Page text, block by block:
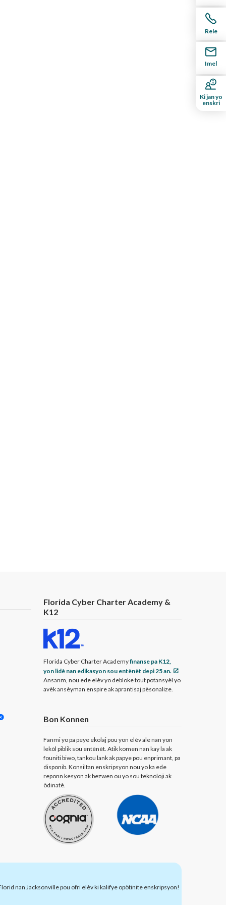
Florida Cyber Charter Academy &
K12
Florida Cyber Charter Academyfinanse pa K12,
yon lidè nan edikasyon sou entènèt depi 25 an.
Ansanm, nou ede elèv yo debloke tout potansyèl yo
avèk ansèyman enspire ak aprantisaj pèsonalize.
Bon Konnen
Fanmi yo pa peye ekolaj pou yon elèv ale nan yon
lekòl piblik sou entènèt. Atik komen nan kay la ak
founiti biwo, tankou lank ak papye pou enprimant, pa
disponib. Konsiltan enskripsyon nou yo ka ede
reponn kesyon ak bezwen ou yo sou teknoloji ak
òdinatè.
nan Jacksonville pou ofri elèv ki kalifye opòtinite enskripsyon!
Rele
Imel
Ki jan yo
enskri